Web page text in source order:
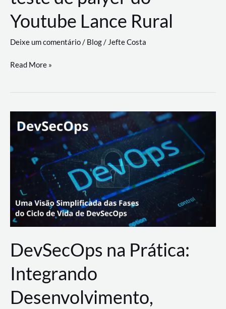
trabalho
com
a
workflows
Youtube Lance Rural
Deixe um comentário/ Blog/ Jefte Costa
teste
palyer
Lance
Rural
Read More »
DevSecOps na Prática:
Integrando
Desenvolvimento,